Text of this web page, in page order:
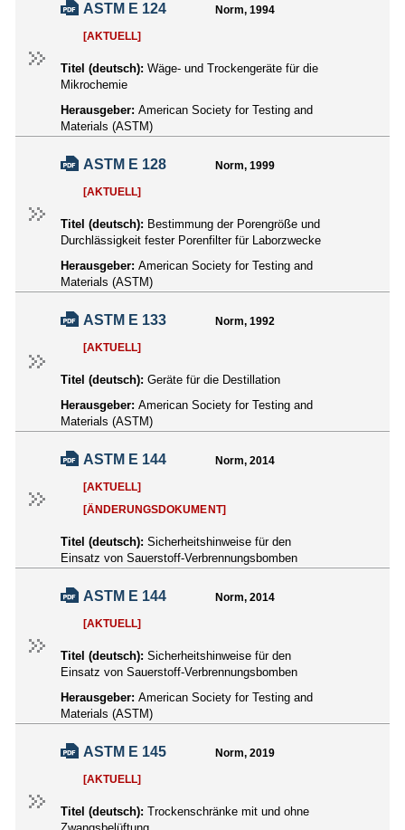
ASTM E 124 Norm, 1994
[AKTUELL]
Titel (deutsch): Wäge- und Trockengeräte für die
Mikrochemie
Herausgeber: American Society for Testing and
Materials (ASTM)
ASTM E 128 Norm, 1999
[AKTUELL]
Titel (deutsch): Bestimmung der Porengröße und
Durchlässigkeit fester Porenfilter für Laborzwecke
Herausgeber: American Society for Testing and
Materials (ASTM)
ASTM E 133 Norm, 1992
[AKTUELL]
Titel (deutsch): Geräte für die Destillation
Herausgeber: American Society for Testing and
Materials (ASTM)
ASTM E 144 Norm, 2014
[AKTUELL]
[ÄNDERUNGSDOKUMENT]
Titel (deutsch): Sicherheitshinweise für den
Einsatz von Sauerstoff-Verbrennungsbomben
ASTM E 144 Norm, 2014
[AKTUELL]
Titel (deutsch): Sicherheitshinweise für den
Einsatz von Sauerstoff-Verbrennungsbomben
Herausgeber: American Society for Testing and
Materials (ASTM)
ASTM E 145 Norm, 2019
[AKTUELL]
Titel (deutsch): Trockenschränke mit und ohne